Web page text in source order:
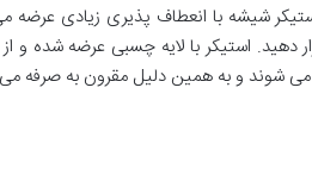
شیشه با انعطاف پذیری زیادی عرضه
می شوند و به همین دلیل مقرون به صرفه